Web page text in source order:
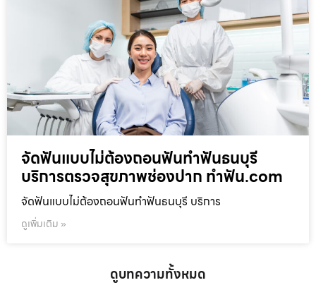
จัดฟันแบบไม่ต้องถอนฟันทำฟันธนบุรี
บริการตรวจสุขภาพช่องปาก ทำฟัน.com
จัดฟันแบบไม่ต้องถอนฟันทำฟันธนบุรี บริการ
ดูเพิ่มเติม »
ดูบทความทั้งหมด